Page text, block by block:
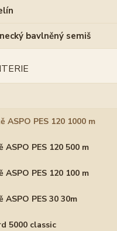
bavlněný semiš
ASPO PES 120 1000 m
ASPO PES 120 500 m
ASPO PES 120 100 m
ASPO PES 30 30m
5000 classic